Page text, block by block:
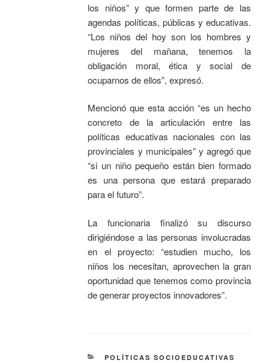
los niños” y que formen parte de las
agendas políticas, públicas y educativas.
“Los niños del hoy son los hombres y
mujeres del mañana, tenemos la
obligación moral, ética y social de
ocuparnos de ellos”, expresó.
Mencionó que esta acción “es un hecho
concreto de la articulación entre las
políticas educativas nacionales con las
provinciales y municipales” y agregó que
“si un niño pequeño están bien formado
es una persona que estará preparado
para el futuro”.
La funcionaria finalizó su discurso
dirigiéndose a las personas involucradas
en el proyecto: “estudien mucho, los
niños los necesitan, aprovechen la gran
oportunidad que tenemos como provincia
de generar proyectos innovadores”.
POLÍTICAS SOCIOEDUCATIVAS